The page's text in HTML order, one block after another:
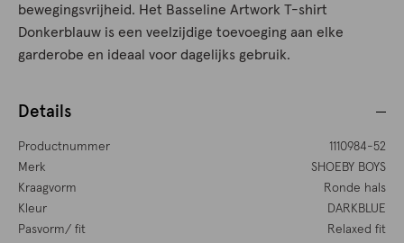
bewegingsvrijheid. Het Basseline Artwork T-shirt
Donkerblauw is een veelzijdige toevoeging aan elke
garderobe en ideaal voor dagelijks gebruik.
Details
Productnummer
1110984-52
Merk
SHOEBY BOYS
Kraagvorm
Ronde hals
Kleur
DARKBLUE
Pasvorm/ fit
Relaxed fit